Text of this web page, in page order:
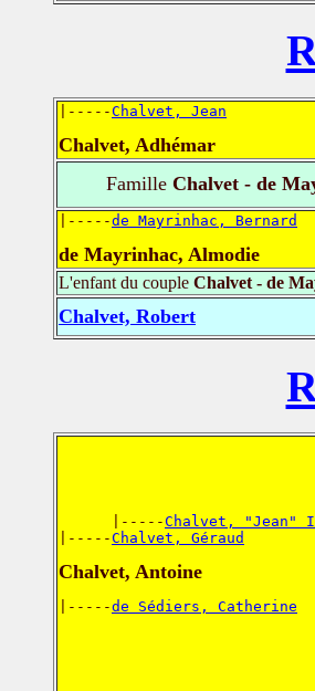
|-----Chalvet, Jean
Chalvet, Adhémar
FamilleChalvet - de
|-----de Mayrinhac, Bernard
de Mayrinhac, Almodie
L'enfant du couple Chalvet - de
Chalvet, Robert
      |-----
Chalvet, "Jean"
|-----Chalvet, Géraud
Chalvet, Antoine
|-----de Sédiers, Catherine